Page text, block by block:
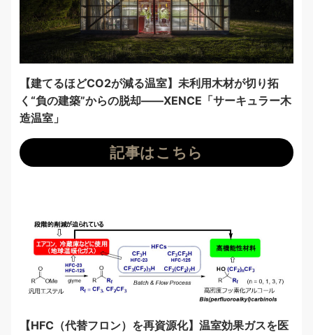
【建てるほどCO2が減る温室】未利用木材が切り拓
く“負の建築”からの脱却――XENCE「サーキュラー木
造温室」
記事はこちら
【HFC（代替フロン）を再資源化】温室効果ガスを医